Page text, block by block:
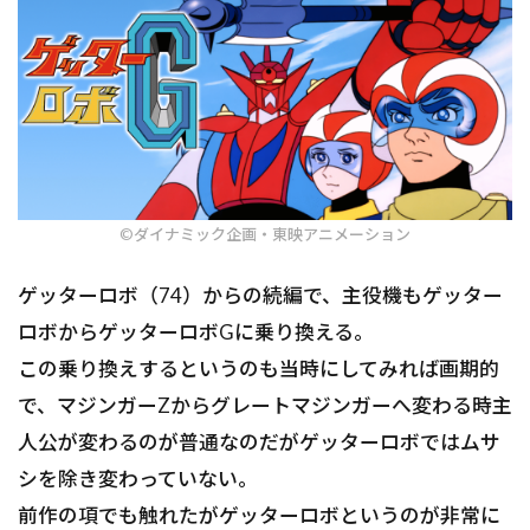
©ダイナミック企画・東映アニメーション
ゲッターロボ（74）からの続編で、主役機もゲッター
ロボからゲッターロボGに乗り換える。
この乗り換えするというのも当時にしてみれば画期的
で、マジンガーZからグレートマジンガーへ変わる時主
人公が変わるのが普通なのだがゲッターロボではムサ
シを除き変わっていない。
前作の項でも触れたがゲッターロボというのが非常に